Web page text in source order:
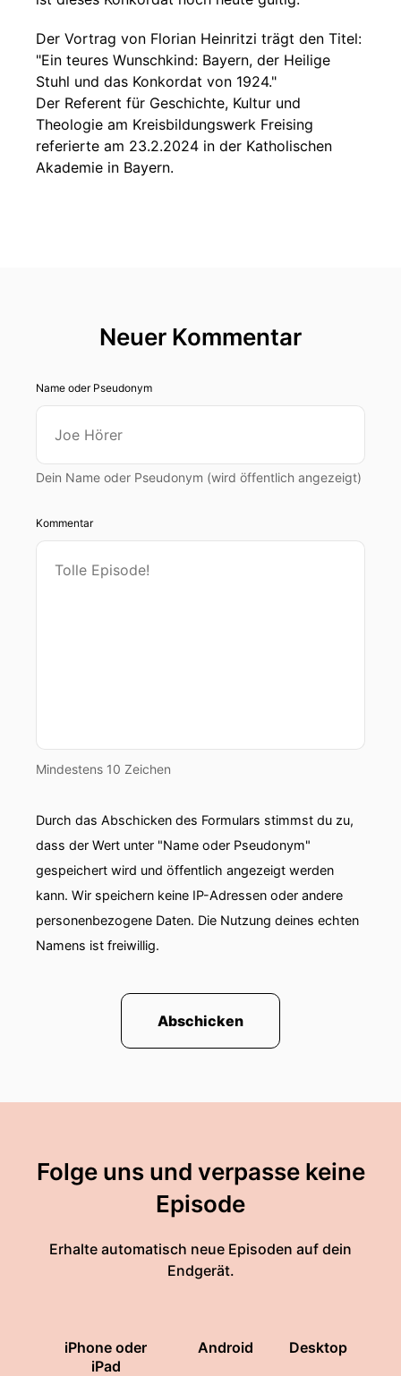
Der Vortrag von Florian Heinritzi trägt den Titel:
"Ein teures Wunschkind: Bayern, der Heilige
Stuhl und das Konkordat von 1924."
Der Referent für Geschichte, Kultur und
Theologie am Kreisbildungswerk Freising
referierte am 23.2.2024 in der Katholischen
Akademie in Bayern.
Neuer Kommentar
Name oder Pseudonym
Dein Name oder Pseudonym (wird öffentlich angezeigt)
Kommentar
Mindestens 10 Zeichen
Durch das Abschicken des Formulars stimmst du zu,
dass der Wert unter "Name oder Pseudonym"
gespeichert wird und öffentlich angezeigt werden
kann. Wir speichern keine IP-Adressen oder andere
personenbezogene Daten. Die Nutzung deines echten
Namens ist freiwillig.
Abschicken
Folge uns und verpasse keine
Episode
Erhalte automatisch neue Episoden auf dein
Endgerät.
iPhone oder
iPad
Android Desktop